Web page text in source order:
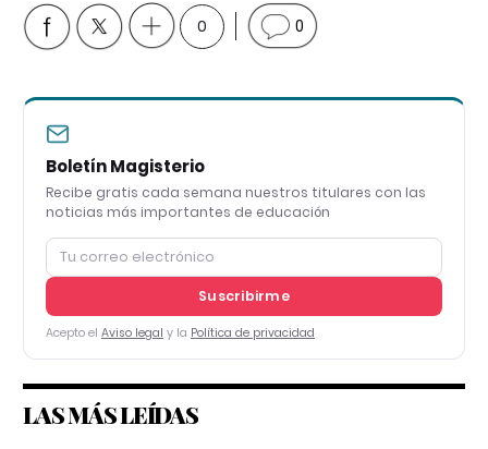
0 0
Boletín Magisterio
Recibe gratis cada semana nuestros titulares con las
noticias más importantes de educación
Suscribirme
Acepto el Aviso legal y la Política de privacidad
LAS MÁS LEÍDAS